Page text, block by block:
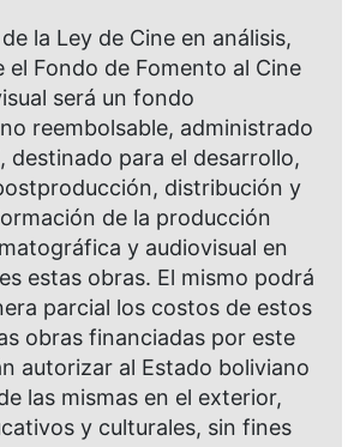
la Ley de Cine en análisis,
el Fondo de Fomento al Cine
será un fondo
reembolsable, administrado
destinado para el desarrollo,
distribución y
de la producción
y audiovisual en
estas obras. El mismo podrá
parcial los costos de estos
obras financiadas por este
autorizar al Estado boliviano
las mismas en el exterior,
y culturales, sin fines